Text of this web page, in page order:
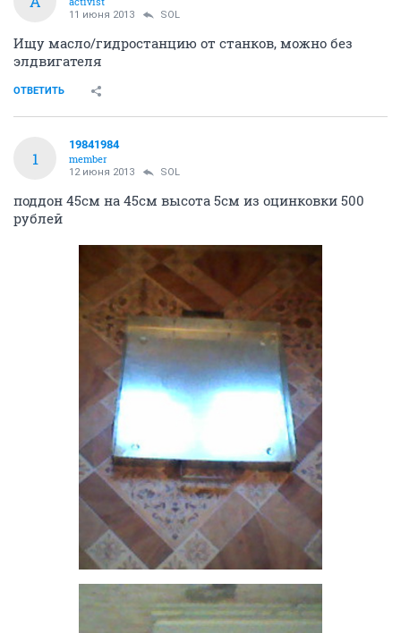
11 июня 2013 SOL
Ищу масло/гидростанцию от станков, можно без
элдвигателя
ОТВЕТИТЬ
1
19841984
member
12 июня 2013 SOL
поддон 45см на 45см высота 5см из оцинковки 500
рублей